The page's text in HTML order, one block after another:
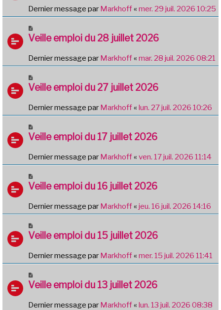
Dernier message par Markhoff« mer. 29 juil. 2026 10:25
Veille emploi du 28 juillet 2026
Dernier message par Markhoff« mar. 28 juil. 2026 08:21
Veille emploi du 27 juillet 2026
Dernier message par Markhoff« lun. 27 juil. 2026 10:26
Veille emploi du 17 juillet 2026
Dernier message par Markhoff« ven. 17 juil. 2026 11:14
Veille emploi du 16 juillet 2026
Dernier message par Markhoff« jeu. 16 juil. 2026 14:16
Veille emploi du 15 juillet 2026
Dernier message par Markhoff« mer. 15 juil. 2026 11:41
Veille emploi du 13 juillet 2026
Dernier message par Markhoff« lun. 13 juil. 2026 08:38